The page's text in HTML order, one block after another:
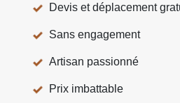
Devis et déplacement
Sans engagement
Artisan passionné
Prix imbattable